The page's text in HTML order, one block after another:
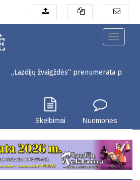
Toggle
„Lazdijų žvaigždės“ prenumerata pigiau.
Skelbimai Nuomonės